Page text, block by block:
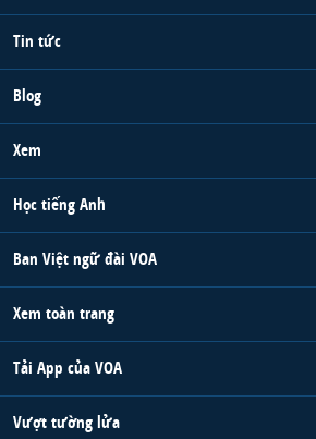
Tin tức
Blog
Xem
Học tiếng Anh
Ban Việt ngữ đài VOA
Xem toàn trang
Tải App của VOA
Vượt tường lửa